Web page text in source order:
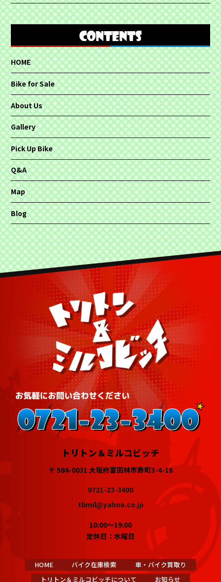
HOME
Bike for Sale
About Us
Gallery
Pick Up Bike
Q&A
Map
Blog
トリトン＆ミルコビッチ
〒 584-0031 大阪府富田林市寿町3-4-16
0721-23-3400
tlimil@yahoo.co.jp
10:00～19:00
定休日：水曜日
HOME バイク在庫検索
車・バイク買取り
トリトン＆ミルコビッチについて
お知らせ